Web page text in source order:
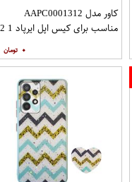
کاور مدل AAPC0001312
مناسب برای کیس اپل ایرپاد 1 2
۰